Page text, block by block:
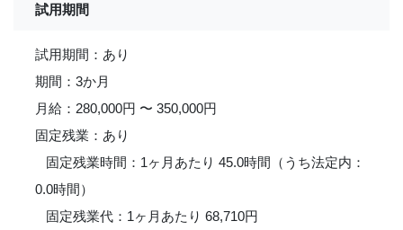
試用期間
試用期間：あり
期間：3か月
月給：280,000円 〜 350,000円
固定残業：あり
固定残業時間：1ヶ月あたり 45.0時間（うち法定内：
0.0時間）
固定残業代：1ヶ月あたり 68,710円